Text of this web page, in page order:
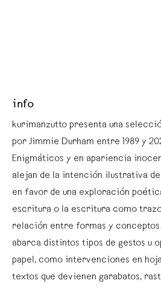
info
kurimanzutto presenta una
por Jimmie Durham entre 1989 y
Enigmáticos y en apariencia
alejan de la intención ilustrativa
en favor de una exploración
escritura o la escritura como
relación entre formas y
abarca distintos tipos de gestos u
papel, como intervenciones en
textos que devienen garabatos,